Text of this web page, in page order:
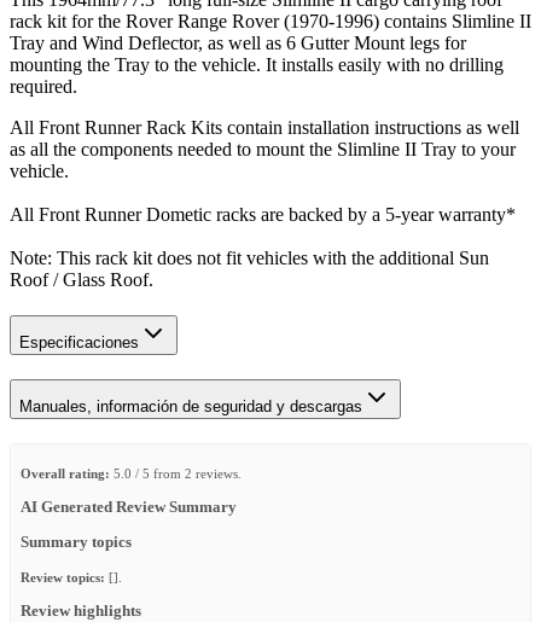
rack kit for the Rover Range Rover (1970-1996) contains Slimline II
Tray and Wind Deflector, as well as 6 Gutter Mount legs for
mounting the Tray to the vehicle. It installs easily with no drilling
required.
All Front Runner Rack Kits contain installation instructions as well
as all the components needed to mount the Slimline II Tray to your
vehicle.
All Front Runner Dometic racks are backed by a 5‑year warranty*
Note: This rack kit does not fit vehicles with the additional Sun
Roof / Glass Roof.
Especificaciones
Manuales, información de seguridad y descargas
Overall rating: 5.0 / 5 from 2 reviews.
AI Generated Review Summary
Summary topics
Review topics: [].
Review highlights